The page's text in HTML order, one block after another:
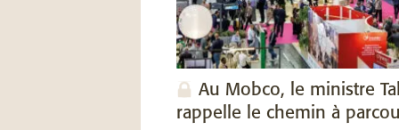
Au Mobco, le ministre
rappelle le chemin à